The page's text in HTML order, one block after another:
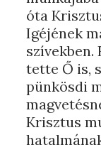
óta
Igéjének
szívekben.
tette Ő is,
pünkösdi
Krisztus